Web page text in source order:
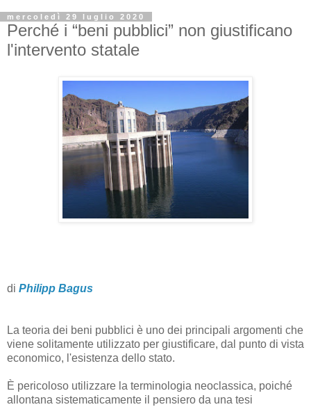
mercoledì 29 luglio 2020
Perché i “beni pubblici” non giustificano
l'intervento statale
di Philipp Bagus
La teoria dei beni pubblici è uno dei principali argomenti che
viene solitamente utilizzato per giustificare, dal punto di vista
economico, l'esistenza dello stato.
È pericoloso utilizzare la terminologia neoclassica, poiché
allontana sistematicamente il pensiero da una tesi